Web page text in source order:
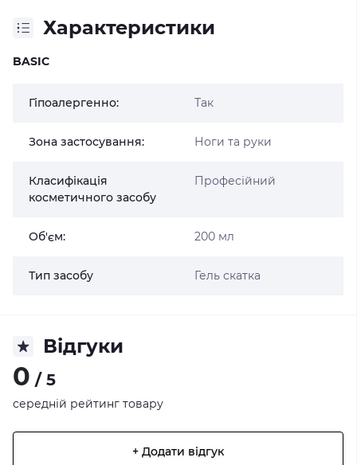
Характеристики
BASIC
Гіпоалергенно: Так
Зона застосування: Ноги та руки
Класифікація
косметичного засобу
Професійний
Об'єм: 200 мл
Тип засобу Гель скатка
Відгуки
0 / 5
середній рейтинг товару
+ Додати відгук